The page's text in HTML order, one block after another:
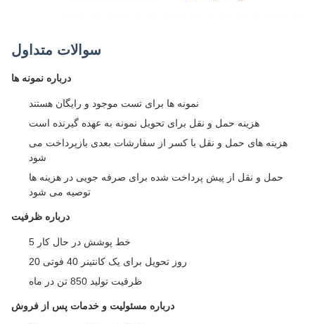
سوالات متداول
درباره نمونه ها
نمونه ها برای تست موجود و رایگان هستند
هزینه حمل و نقل برای تحویل نمونه به عهده گیرنده است
هزینه های حمل و نقل با کسر از سفارشات بعدی بازپرداخت می
شود
حمل و نقل از پیش پرداخت شده برای صرفه جویی در هزینه ها
توصیه می شود
درباره ظرفیت
5 خط پوشش در حال کار
20 روز تحویل برای یک کانتینر 40 فوتی
ظرفیت تولید 850 تن در ماه
درباره مسئولیت و خدمات پس از فروش